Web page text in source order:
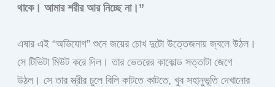
থাকে। আমার শরীর আর নিচ্ছে না।”
এষার এই “অভিযোগ” শুনে জয়ের চোখ দুটো উত্তেজনায় জ্বলে উঠল।
সে টিভিটা মিউট করে দিল। তার ভেতরের কাকোল্ড সত্তাটা জেগে
উঠল। সে তার স্ত্রীর চুলে বিলি কাটতে কাটতে, খুব সহানুভূতি দেখানোর